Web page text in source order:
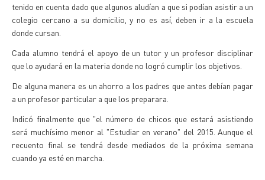
tenido en cuenta dado que algunos aludían a que si podían asistir a un
colegio cercano a su domicilio, y no es así, deben ir a la escuela
donde cursan.
Cada alumno tendrá el apoyo de un tutor y un profesor disciplinar
que lo ayudará en la materia donde no logró cumplir los objetivos.
De alguna manera es un ahorro a los padres que antes debían pagar
a un profesor particular a que los preparara.
Indicó finalmente que "el número de chicos que estará asistiendo
será muchísimo menor al "Estudiar en verano" del 2015. Aunque el
recuento final se tendrá desde mediados de la próxima semana
cuando ya esté en marcha.